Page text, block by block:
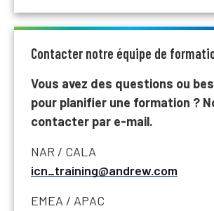
Contacter notre équipe de
Vous avez des questions ou
pour planifier une formation ?
contacter par e-mail.
NAR / CALA
icn_training@andrew.com
EMEA / APAC